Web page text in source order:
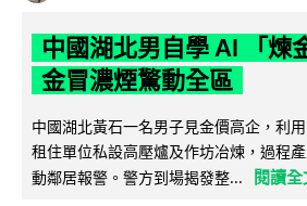
中國湖北男自學 AI 「煉
金冒濃煙驚動全區
中國湖北黃石一名男子見金價高企，利
租住單位私設高壓爐及作坊冶煉，過程
動鄰居報警。警方到場揭發整...
閱讀全